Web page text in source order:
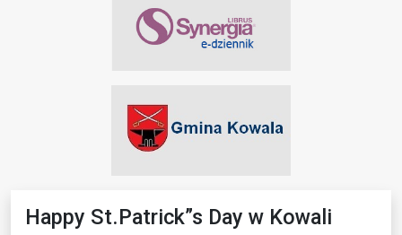
Happy St.Patrick”s Day w Kowali